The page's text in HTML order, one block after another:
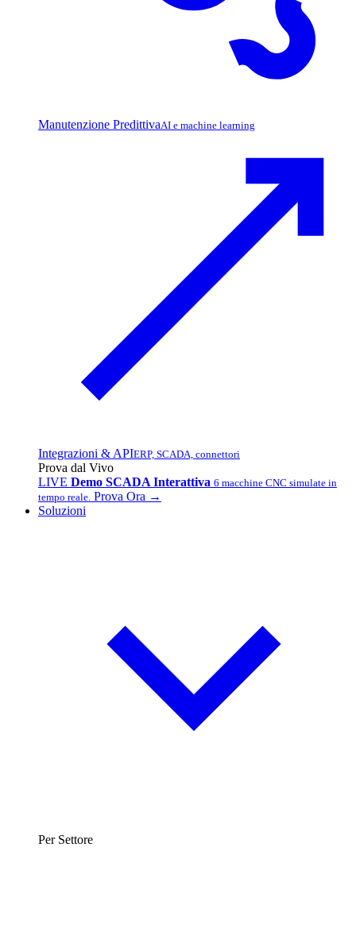
Manutenzione PredittivaAI e machine learning
Integrazioni & APIERP, SCADA, connettori
Prova dal Vivo
LIVE Demo SCADA Interattiva 6 macchine CNC simulate in
tempo reale. Prova Ora →
Soluzioni
Per Settore